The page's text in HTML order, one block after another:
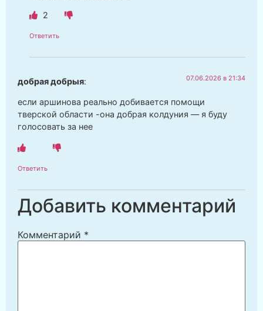
2
Ответить
добрая добрыя: 07.06.2026 в 21:34
если аршинова реально добивается помощи
тверской области -она добрая колдуния — я буду
голосовать за нее
Ответить
Добавить комментарий
Комментарий *